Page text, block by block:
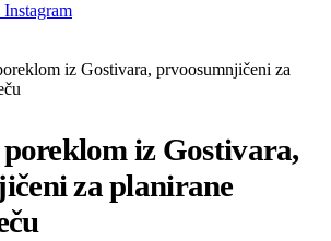
Instagram
iz Gostivara, prvoosumnjičeni za
iz Gostivara,
za planirane